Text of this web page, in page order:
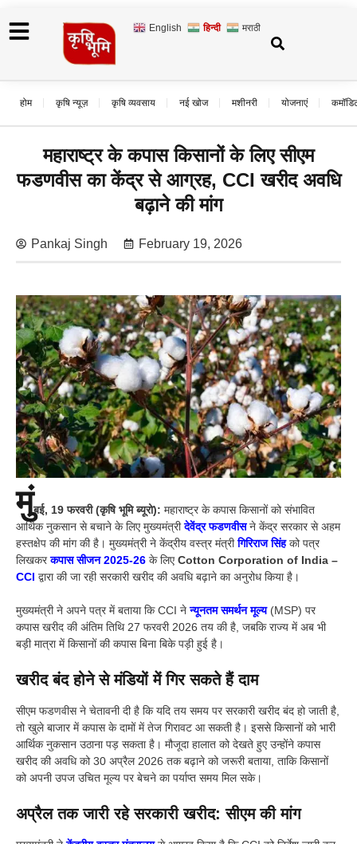
English हिन्दी मराठी
होम कृषि न्यूज़ कृषि व्यवसाय नई खोज मशीनरी योजनाएं
महाराष्ट्र के कपास किसानों के लिए सीएम
फडणवीस का केंद्र से आग्रह, CCI खरीद अवधि
बढ़ाने की मांग
Pankaj Singh February 19, 2026
मुंबई, 19 फरवरी (कृषि भूमि ब्यूरो): महाराष्ट्र के कपास किसानों को संभावित
आर्थिक नुकसान से बचाने के लिए मुख्यमंत्रीदेवेंद्र फडणवीसने केंद्र सरकार से अहम
हस्तक्षेप की मांग की है। मुख्यमंत्री ने केंद्रीय वस्त्र मंत्रीगिरिराज सिंहको पत्र
लिखकरकपास सीजन 2025-26 के लिएCotton Corporation of India –
CCI द्वारा की जा रही सरकारी खरीद की अवधि बढ़ाने का अनुरोध किया है।
मुख्यमंत्री ने अपने पत्र में बताया कि CCI नेन्यूनतम समर्थन मूल्य(MSP) पर
कपास खरीद की अंतिम तिथि 27 फरवरी 2026 तय की है, जबकि राज्य में अब भी
बड़ी मात्रा में किसानों की कपास बिना बिके पड़ी हुई है।
खरीद बंद होने से मंडियों में गिर सकते हैं दाम
सीएम फडणवीस ने चेतावनी दी है कि यदि तय समय पर सरकारी खरीद बंद हो जाती है,
तो खुले बाजार में कपास के दामों में तेज गिरावट आ सकती है। इससे किसानों को भारी
आर्थिक नुकसान उठाना पड़ सकता है। मौजूदा हालात को देखते हुए उन्होंने कपास
खरीद की अवधि को 30 अप्रैल 2026 तक बढ़ाने को जरूरी बताया, ताकि किसानों
को अपनी उपज उचित मूल्य पर बेचने का पर्याप्त समय मिल सके।
अप्रैल तक जारी रहे सरकारी खरीद: सीएम की मांग